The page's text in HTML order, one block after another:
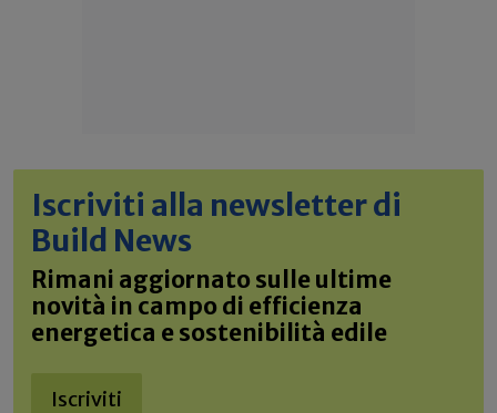
Iscriviti alla newsletter di
Build News
Rimani aggiornato sulle ultime
novità in campo di efficienza
energetica e sostenibilità edile
Iscriviti